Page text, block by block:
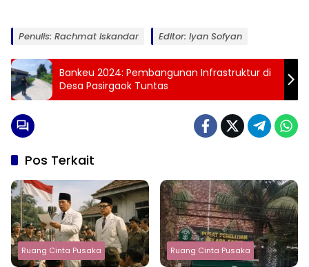
Penulis: Rachmat Iskandar Editor: Iyan Sofyan
Bankeu 2024: Pembangunan Infrastruktur di
Desa Pasirgaok Tuntas
Pos Terkait
Ruang Cinta Pusaka Ruang Cinta Pusaka